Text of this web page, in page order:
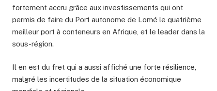
fortement accru grâce aux investissements qui ont
permis de faire du Port autonome de Lomé le quatrième
meilleur port à conteneurs en Afrique, et le leader dans la
sous-région.
Il en est du fret qui a aussi affiché une forte résilience,
malgré les incertitudes de la situation économique